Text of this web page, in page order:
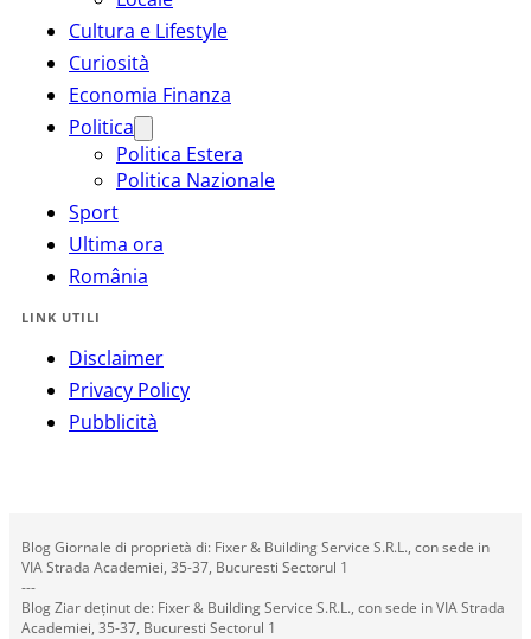
Cultura e Lifestyle
Curiosità
Economia Finanza
Politica
Politica Estera
Politica Nazionale
Sport
Ultima ora
România
LINK UTILI
Disclaimer
Privacy Policy
Pubblicità
Blog Giornale di proprietà di: Fixer & Building Service S.R.L., con sede in
VIA Strada Academiei, 35-37, Bucuresti Sectorul 1
---
Blog Ziar deținut de: Fixer & Building Service S.R.L., con sede in VIA Strada
Academiei, 35-37, Bucuresti Sectorul 1